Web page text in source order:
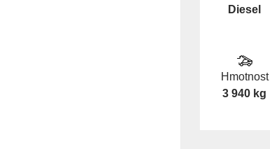
Diesel
Hmotnost
3 940 kg